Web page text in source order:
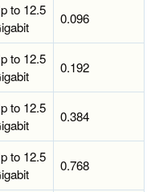
to 12.5
0.096
to 12.5
0.192
to 12.5
0.384
to 12.5
0.768